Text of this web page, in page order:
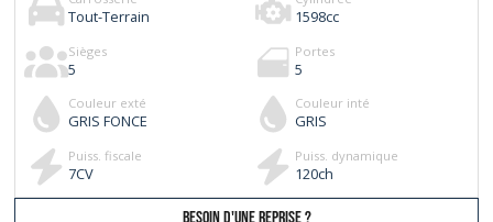
Tout-Terrain 1598cc
Sièges
5
Portes
5
Couleur exté
GRIS FONCE
Couleur inté
GRIS
Puiss. fiscale
7CV
Puiss. dynamique
120ch